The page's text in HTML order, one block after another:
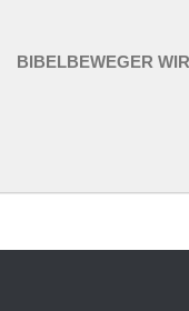
BIBELBEWEGER